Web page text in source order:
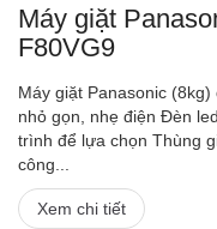
Máy giặt
F80VG9
Máy giặt Panasonic
nhỏ gọn, nhẹ điện Đèn
trình để lựa chọn Thùng
công...
Xem chi tiết